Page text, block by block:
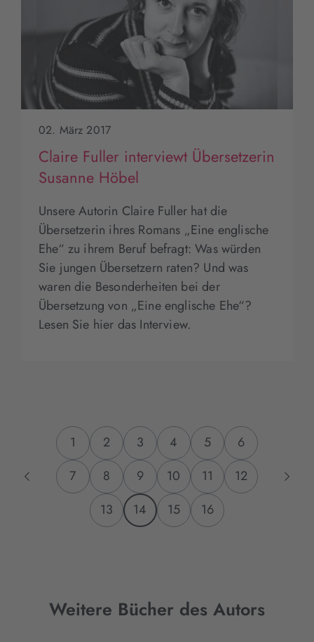
02. März 2017
Claire Fuller interviewt Übersetzerin
Susanne Höbel
Unsere Autorin Claire Fuller hat die
Übersetzerin ihres Romans „Eine englische
Ehe“ zu ihrem Beruf befragt: Was würden
Sie jungen Übersetzern raten? Und was
waren die Besonderheiten bei der
Übersetzung von „Eine englische Ehe“?
Lesen Sie hier das Interview.
1 2 3 4 5
6
7
8 9 10 11
12
13
14 15 16
Weitere Bücher des Autors